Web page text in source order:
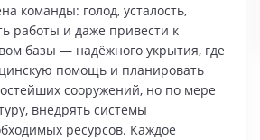
команды: голод, усталость,
работы и даже привести к
базы — надёжного укрытия, где
помощь и планировать
сооружений, но по мере
внедрять системы
ресурсов. Каждое